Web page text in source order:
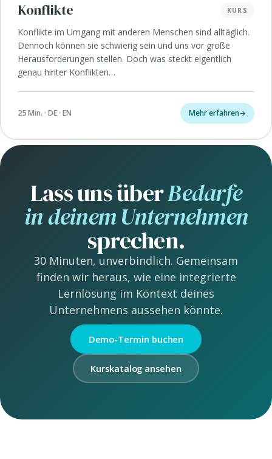
Konflikte KURS
Konflikte im Umgang mit anderen Menschen sind alltäglich.
Dennoch können sie schwierig sein und uns vor große
Herausforderungen stellen. Doch was steckt eigentlich
genau hinter Konflikten…
25 Min. · DE · EN Mehr erfahren
Lass uns überBedarfe
in deinem Unternehmen
sprechen.
30 Minuten, unverbindlich. Gemeinsam
finden wir heraus, wie eine integrierte
Lernlösung im Kontext deines
Unternehmens aussehen könnte.
Demo-Termin buchen
Kurskatalog ansehen